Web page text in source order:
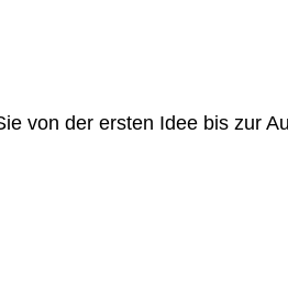
von der ersten Idee bis zur